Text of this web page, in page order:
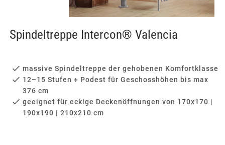
Spindeltreppe Intercon® Valencia
massive Spindeltreppe der gehobenen Komfortklasse
12–15 Stufen + Podest für Geschosshöhen bis max
376 cm
geeignet für eckige Deckenöffnungen von 170x170 |
190x190 | 210x210 cm